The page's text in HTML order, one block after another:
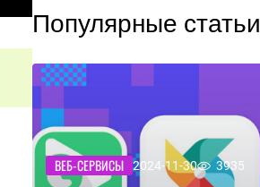
Популярные статьи
ВЕБ-СЕРВИСЫ 2024-11-30 3935